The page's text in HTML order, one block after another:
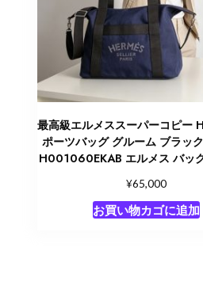
最高級エルメススーパーコピー
ポーツバッグ グルーム ブラッ
H001060EKAB エルメス バッ
¥65,000
お買い物カゴに追加